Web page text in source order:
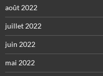
août 2022
juillet 2022
juin 2022
mai 2022